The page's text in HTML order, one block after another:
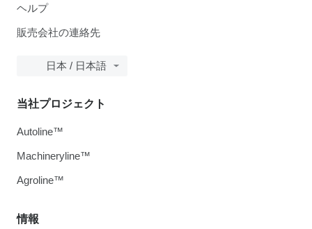
ヘルプ
販売会社の連絡先
日本 / 日本語
情報
当社プロジェクト
Autoline™
Machineryline™
Agroline™